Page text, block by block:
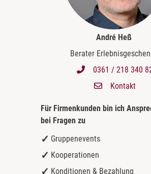
André Heß
Berater
0361 / 218 340
Kontakt
Für Firmenkunden bin ich
bei Fragen zu
Gruppenevents
Kooperationen
Konditionen & Bezahlung